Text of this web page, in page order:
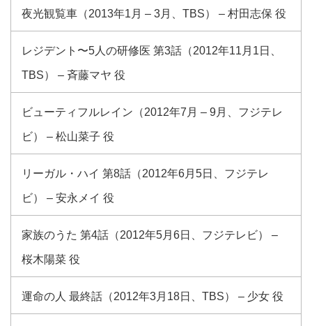
夜光観覧車（2013年1月 – 3月、TBS） – 村田志保 役
レジデント〜5人の研修医 第3話（2012年11月1日、
TBS） – 斉藤マヤ 役
ビューティフルレイン（2012年7月 – 9月、フジテレ
ビ） – 松山菜子 役
リーガル・ハイ 第8話（2012年6月5日、フジテレ
ビ） – 安永メイ 役
家族のうた 第4話（2012年5月6日、フジテレビ） –
桜木陽菜 役
運命の人 最終話（2012年3月18日、TBS） – 少女 役